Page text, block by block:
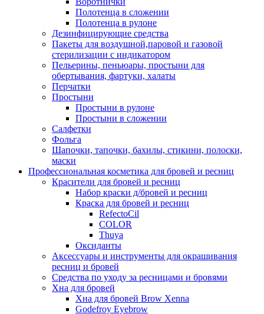
Полотенца в сложении
Полотенца в рулоне
Дезинфицирующие средства
Пакеты для воздушной,паровой и газовой
стерилизации с индикатором
Пельерины, пеньюары, простыни для
обертывания, фартуки, халаты
Перчатки
Простыни
Простыни в рулоне
Простыни в сложении
Салфетки
Фольга
Шапочки, тапочки, бахилы, стикини, полоски,
маски
Профессиональная косметика для бровей и ресниц
Красители для бровей и ресниц
Набор краски д/бровей и ресниц
Краска для бровей и ресниц
RefectoCil
COLOR
Thuya
Оксиданты
Аксессуары и инструменты для окрашивания
ресниц и бровей
Средства по уходу за ресницами и бровями
Хна для бровей
Хна для бровей Brow Xenna
Godefroy Eyebrow